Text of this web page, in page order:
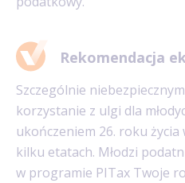
Rekomendacja
Szczególnie
korzystanie z ulgi dla
ukończeniem 26. roku
kilku etatach. Młodzi
w programie PITax Twoje